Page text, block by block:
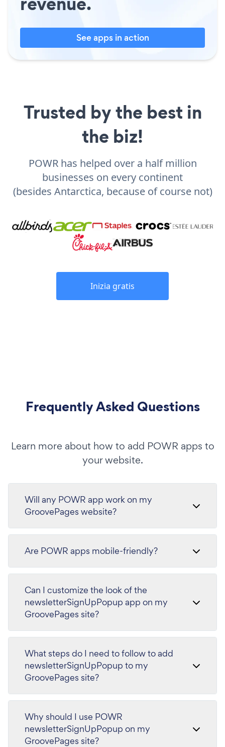
See apps in action
Trusted by the best in
the biz!
POWR has helped over a half million
businesses on every continent
(besides Antarctica, because of course not)
Inizia gratis
Frequently Asked Questions
Learn more about how to add POWR apps to
your website.
Will any POWR app work on my
GroovePages website?
Are POWR apps mobile-friendly?
Can I customize the look of the
newsletterSignUpPopup app on my
GroovePages site?
What steps do I need to follow to add
newsletterSignUpPopup to my
GroovePages site?
Why should I use POWR
newsletterSignUpPopup on my
GroovePages site?